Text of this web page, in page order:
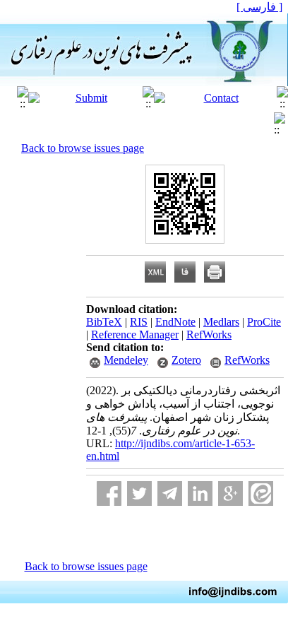
[ فارسی ]
Back to browse issues page
Download citation:
BibTeX | RIS | EndNote | Medlars | ProCite
| Reference Manager| RefWorks
Send citation to:
Mendeley
Zotero RefWorks
(2022).
نوجویی، اجتناب از آسیب، پاداش خواهی و
پشتکار زنان شهر اصفهان.پیشرفت های
نوین در علوم رفتاری.
7
(55)
, 1-12.
URL: http://ijndibs.com/article-1-653-
en.html
Back to browse issues page